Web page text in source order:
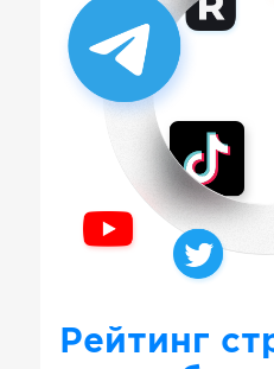
Рейтинг